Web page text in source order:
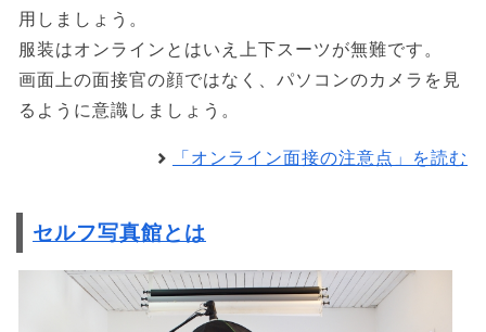
用しましょう。
服装はオンラインとはいえ上下スーツが無難です。
画面上の面接官の顔ではなく、パソコンのカメラを見
るように意識しましょう。
「オンライン面接の注意点」を読む
セルフ写真館とは